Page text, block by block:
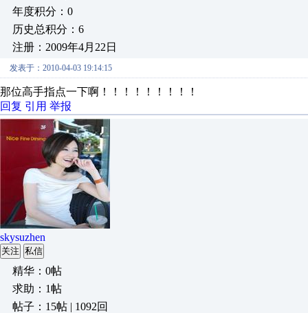
年度积分：0
历史总积分：6
注册：2009年4月22日
发表于：2010-04-03 19:14:15
那位高手指点一下啊！！！！！！！！！
回复 引用 举报
skysuzhen
关注 私信
精华：0帖
求助：1帖
帖子：15帖 | 1092回